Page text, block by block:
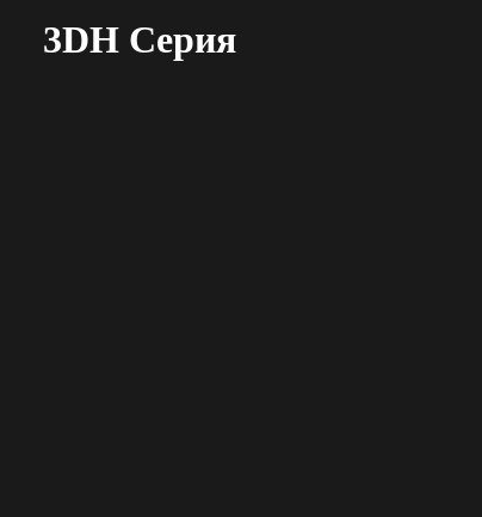
3DH Серия